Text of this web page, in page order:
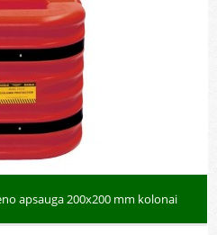
apsauga 200x200 mm kolonai